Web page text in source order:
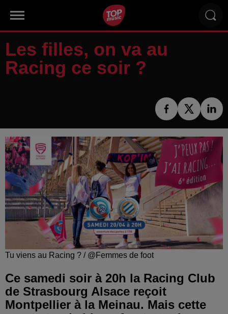
Les filles, on va au
Racing ce soir ?
Tu viens au Racing ? / @Femmes de foot
Ce samedi soir à 20h la Racing Club
de Strasbourg Alsace reçoit
Montpellier à la Meinau. Mais cette